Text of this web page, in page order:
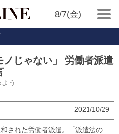
8/7(金)
ノじゃない」 労働者派遣
う
2021/10/29
された労働者派遣。「派遣法の